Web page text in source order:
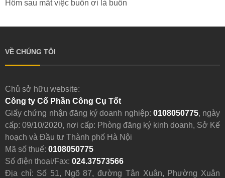
Hôm sau mất việc buồn ơi là buồn
VỀ CHÚNG TÔI
Chủ sở hữu website:
Công ty Cổ Phần Công Cụ Tốt
Giấy chứng nhận đăng ký doanh nghiệp: 0108050775, ngày
cấp: 09/10/2020, nơi cấp: Phòng đăng ký kinh doanh, Sở Kế
hoạch và Đầu tư Thành phố Hà Nội
Mã số thuế: 0108050775
Số điện thoại/Fax: 024.37573566
Địa chỉ: Số 51, Ngõ 87, đường Tân Xuân, Phường Xuân